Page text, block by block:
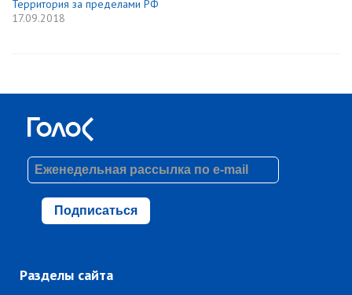
Территория за пределами РФ
17.09.2018
Подписаться
Разделы сайта